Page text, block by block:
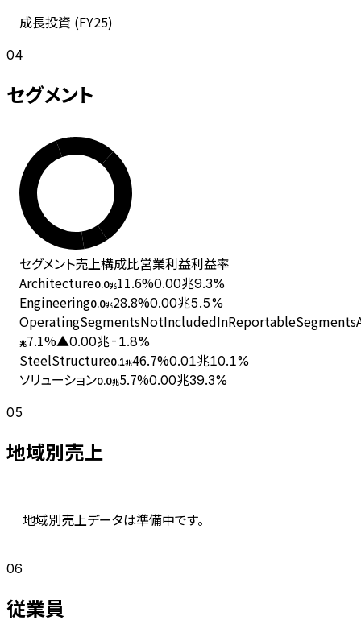
成長投資 (FY25)
04
セグメント
セグメント売上構成比営業利益利益率
Architecture0.0兆11.6%0.00兆9.3%
Engineering0.0兆28.8%0.00兆5.5%
兆7.1%▲0.00兆-1.8%
SteelStructure0.1兆46.7%0.01兆10.1%
ソリューション0.0兆5.7%0.00兆39.3%
05
地域別売上
地域別売上データは準備中です。
06
従業員